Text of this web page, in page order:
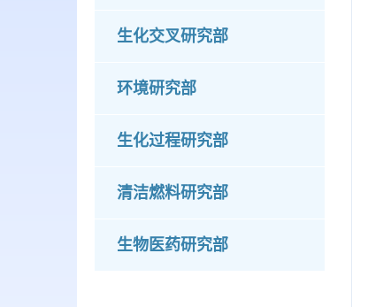
生化交叉研究部
环境研究部
生化过程研究部
清洁燃料研究部
生物医药研究部